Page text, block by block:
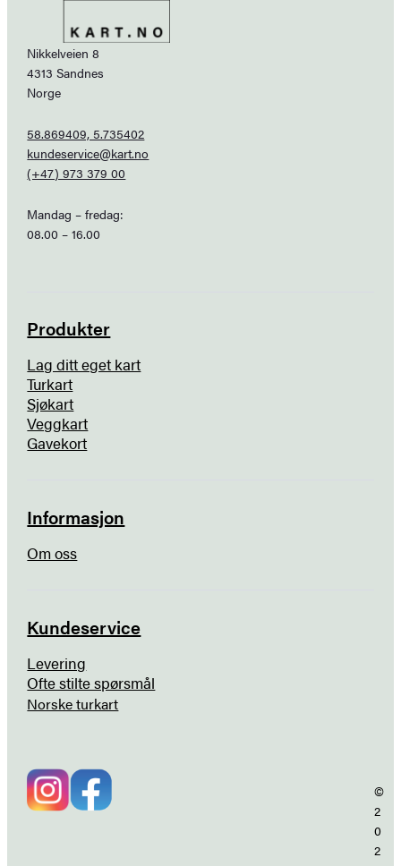
Nikkelveien 8
4313 Sandnes
Norge
58.869409, 5.735402
kundeservice@kart.no
(+47) 973 379 00
Mandag – fredag:
08.00 – 16.00
Produkter
Lag ditt eget kart
Turkart
Sjøkart
Veggkart
Gavekort
Informasjon
Om oss
Kundeservice
Levering
Ofte stilte spørsmål
Norske turkart
©
2
0
2